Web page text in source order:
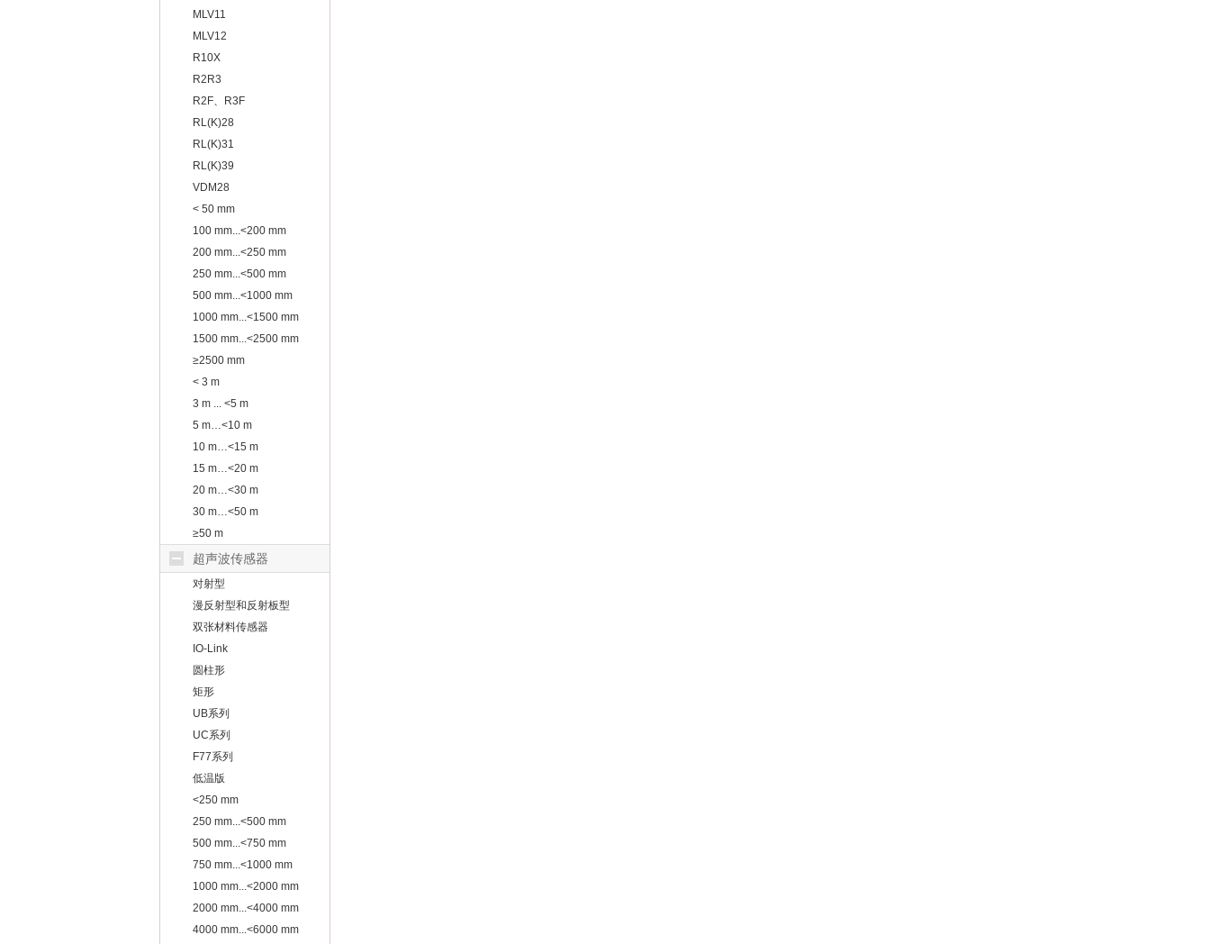
MLV11
MLV12
R10X
R2R3
R2F、R3F
RL(K)28
RL(K)31
RL(K)39
VDM28
< 50 mm
100 mm...<200 mm
200 mm...<250 mm
250 mm...<500 mm
500 mm...<1000 mm
1000 mm...<1500 mm
1500 mm...<2500 mm
≥2500 mm
< 3 m
3 m ... <5 m
5 m…<10 m
10 m…<15 m
15 m…<20 m
20 m…<30 m
30 m…<50 m
≥50 m
超声波传感器
对射型
漫反射型和反射板型
双张材料传感器
IO-Link
圆柱形
矩形
UB系列
UC系列
F77系列
低温版
<250 mm
250 mm...<500 mm
500 mm...<750 mm
750 mm...<1000 mm
1000 mm...<2000 mm
2000 mm...<4000 mm
4000 mm...<6000 mm